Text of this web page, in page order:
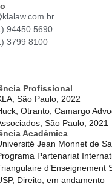
94450 5690
3799 8100
Profissional
São Paulo, 2022
Otranto, Camargo
São Paulo, 2021
Acadêmica
Jean Monnet de
Partenariat
d’Enseignement
Direito, em andamento